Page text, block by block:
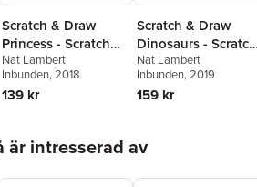
Scratch & Draw
Princess - Scratch
Art Activity Book
Nat Lambert
Inbunden, 2018
139 kr
Scratch & Draw
Dinosaurs - Scratch
Art Activity Book
Nat Lambert
Inbunden, 2019
159 kr
är intresserad av